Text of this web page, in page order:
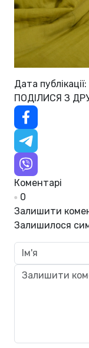
Дата
ПОДІЛИСЯ З
Коментарі
0
Залишити
Залишилося